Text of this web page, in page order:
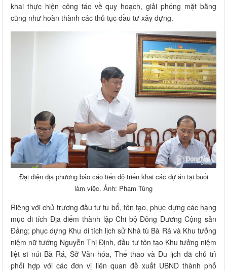
khai thực hiện công tác về quy hoạch, giải phóng mặt bằng
cũng như hoàn thành các thủ tục đầu tư xây dựng.
Đại diện địa phương báo cáo tiến độ triển khai các dự án tại buổi
làm việc. Ảnh: Phạm Tùng
Riêng với chủ trương đầu tư tu bổ, tôn tạo, phục dựng các hạng
mục di tích Địa điểm thành lập Chi bộ Đông Dương Cộng sản
Đảng; phục dựng Khu di tích lịch sử Nhà tù Bà Rá và Khu tưởng
niệm nữ tướng Nguyễn Thị Định, đầu tư tôn tạo Khu tưởng niệm
liệt sĩ núi Bà Rá, Sở Văn hóa, Thể thao và Du lịch đã chủ trì
phối hợp với các đơn vị liên quan đề xuất UBND thành phố